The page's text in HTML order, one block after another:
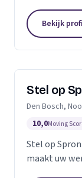
samenhangt.
we ervoor dat
Bekijk
Stel op
Den Bosch,
10,0Moving
Stel op
maakt uw